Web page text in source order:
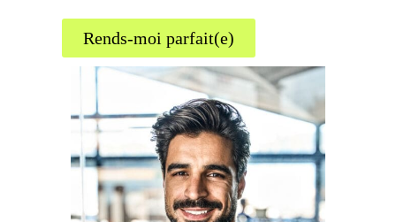
Rends-moi parfait(e)